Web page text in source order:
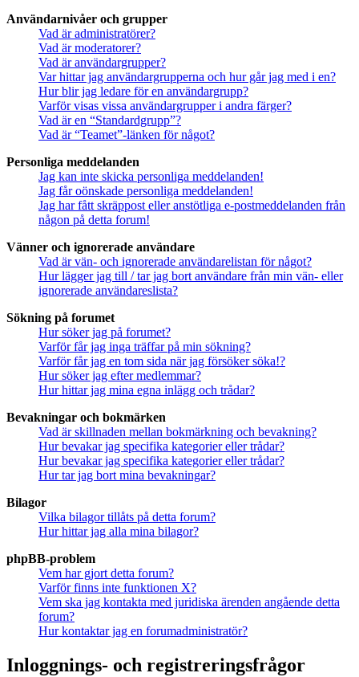
Användarnivåer och grupper
Vad är administratörer?
Vad är moderatorer?
Vad är användargrupper?
Var hittar jag användargrupperna och hur går jag med i en?
Hur blir jag ledare för en användargrupp?
Varför visas vissa användargrupper i andra färger?
Vad är en “Standardgrupp”?
Vad är “Teamet”-länken för något?
Personliga meddelanden
Jag kan inte skicka personliga meddelanden!
Jag får oönskade personliga meddelanden!
Jag har fått skräppost eller anstötliga e-postmeddelanden från
någon på detta forum!
Vänner och ignorerade användare
Vad är vän- och ignorerade användarelistan för något?
Hur lägger jag till / tar jag bort användare från min vän- eller
ignorerade användareslista?
Sökning på forumet
Hur söker jag på forumet?
Varför får jag inga träffar på min sökning?
Varför får jag en tom sida när jag försöker söka!?
Hur söker jag efter medlemmar?
Hur hittar jag mina egna inlägg och trådar?
Bevakningar och bokmärken
Vad är skillnaden mellan bokmärkning och bevakning?
Hur bevakar jag specifika kategorier eller trådar?
Hur bevakar jag specifika kategorier eller trådar?
Hur tar jag bort mina bevakningar?
Bilagor
Vilka bilagor tillåts på detta forum?
Hur hittar jag alla mina bilagor?
phpBB-problem
Vem har gjort detta forum?
Varför finns inte funktionen X?
Vem ska jag kontakta med juridiska ärenden angående detta
forum?
Hur kontaktar jag en forumadministratör?
Inloggnings- och registreringsfrågor